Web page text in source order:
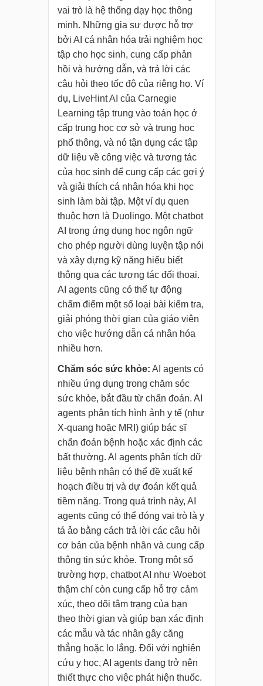
vai trò là hệ thống dạy học thông
minh. Những gia sư được hỗ trợ
bởi AI cá nhân hóa trải nghiệm học
tập cho học sinh, cung cấp phản
hồi và hướng dẫn, và trả lời các
câu hỏi theo tốc độ của riêng họ. Ví
dụ, LiveHint AI của Carnegie
Learning tập trung vào toán học ở
cấp trung học cơ sở và trung học
phổ thông, và nó tận dụng các tập
dữ liệu về công việc và tương tác
của học sinh để cung cấp các gợi ý
và giải thích cá nhân hóa khi học
sinh làm bài tập. Một ví dụ quen
thuộc hơn là Duolingo. Một chatbot
AI trong ứng dụng học ngôn ngữ
cho phép người dùng luyện tập nói
và xây dựng kỹ năng hiểu biết
thông qua các tương tác đối thoại.
AI agents cũng có thể tự động
chấm điểm một số loại bài kiểm tra,
giải phóng thời gian của giáo viên
cho việc hướng dẫn cá nhân hóa
nhiều hơn.
Chăm sóc sức khỏe: AI agents có
nhiều ứng dụng trong chăm sóc
sức khỏe, bắt đầu từ chẩn đoán. AI
agents phân tích hình ảnh y tế (như
X-quang hoặc MRI) giúp bác sĩ
chẩn đoán bệnh hoặc xác định các
bất thường. AI agents phân tích dữ
liệu bệnh nhân có thể đề xuất kế
hoạch điều trị và dự đoán kết quả
tiềm năng. Trong quá trình này, AI
agents cũng có thể đóng vai trò là y
tá ảo bằng cách trả lời các câu hỏi
cơ bản của bệnh nhân và cung cấp
thông tin sức khỏe. Trong một số
trường hợp, chatbot AI như Woebot
thậm chí còn cung cấp hỗ trợ cảm
xúc, theo dõi tâm trạng của bạn
theo thời gian và giúp bạn xác định
các mẫu và tác nhân gây căng
thẳng hoặc lo lắng. Đối với nghiên
cứu y học, AI agents đang trở nên
thiết thực cho việc phát hiện thuốc.